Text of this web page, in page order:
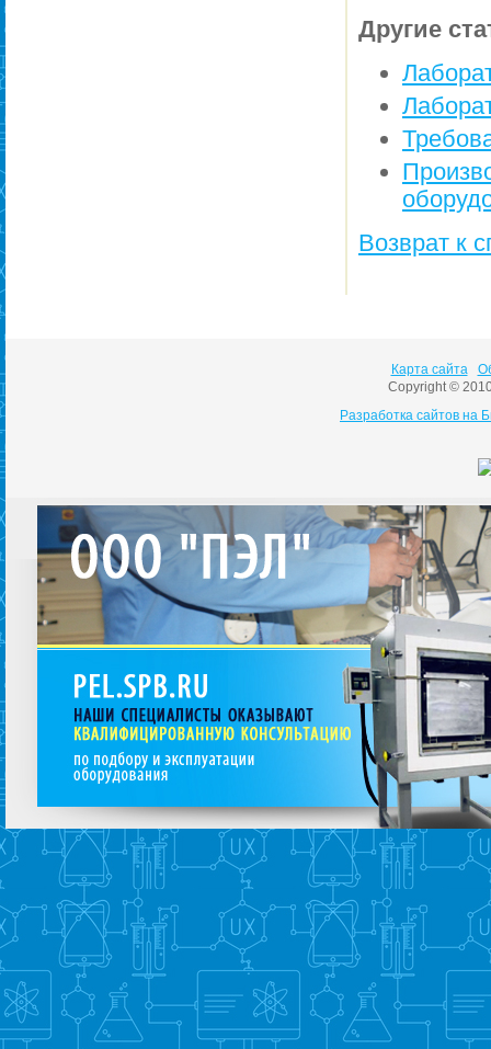
Другие
Возврат к
Карта сайта
Copyright ©
Разработка сайтов на